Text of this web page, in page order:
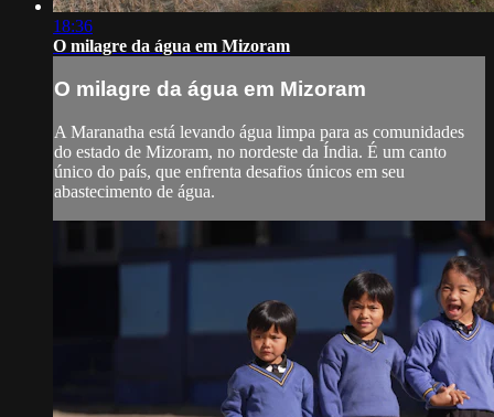
18:36
O milagre da água em Mizoram
O milagre da água em Mizoram
A Maranatha está levando água limpa para as comunidades
do estado de Mizoram, no nordeste da Índia. É um canto
único do país, que enfrenta desafios únicos em seu
abastecimento de água.